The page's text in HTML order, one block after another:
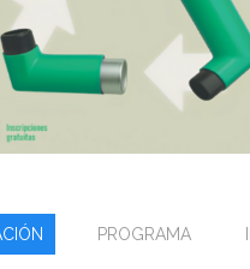
PROGRAMA